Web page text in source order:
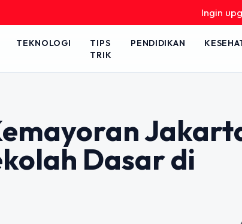
Ingin
TEKNOLOGI
TIPS
TRIK
PENDIDIKAN
Dasar di